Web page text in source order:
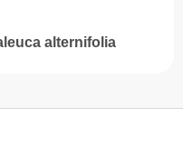
alternifolia